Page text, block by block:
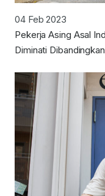
04 Feb 2023
Pekerja Asing Asal
Diminati